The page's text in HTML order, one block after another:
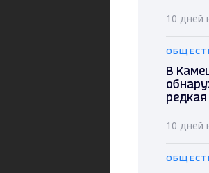
10 дней
В
10 дней